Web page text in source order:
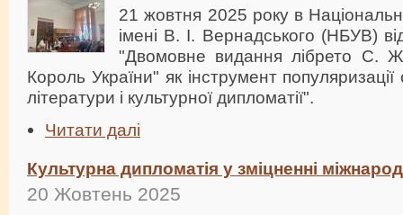
21 жовтня 2025 року в
імені В. І. Вернадського (НБУВ)
"Двомовне видання лібрето С.
Король України" як інструмент популяризації
літератури і культурної дипломатії".
Читати далі
Культурна дипломатія у зміцненні
20 Жовтень 2025